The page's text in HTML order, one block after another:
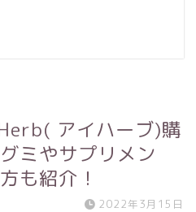
アイハーブ)購
ミやサプリメン
も紹介！
2022年3月15日